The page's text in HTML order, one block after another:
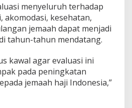
menyeluruh terhadap
akomodasi, kesehatan,
jemaah dapat menjadi
tahun-tahun mendatang.
kawal agar evaluasi ini
pada peningkatan
jemaah haji Indonesia,”